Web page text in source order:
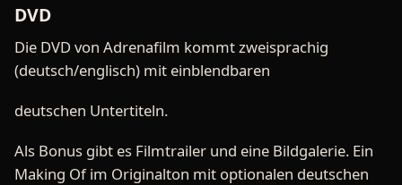
DVD
Die DVD von Adrenafilm kommt zweisprachig
(deutsch/englisch) mit einblendbaren
deutschen Untertiteln.
Als Bonus gibt es Filmtrailer und eine Bildgalerie. Ein
Making Of im Originalton mit optionalen deutschen